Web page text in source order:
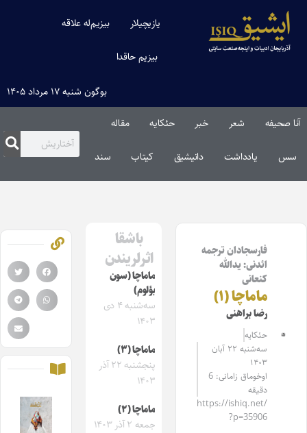
یازیچیلار بیزیم‌له علاقه
بیزیم حاقدا
بوگون شنبه ۱۷ مرداد ۱۴۰۵
آنا صحیفه شعر خبر حئکایه مقاله‌
سس یادداشت دانیشیق کیتاب سند
فارسجادان ترجمه
ائدنی: یدالله
کنعانی
ماماچا (۱)
رضا براهنی
حئکایه
سه‌شنبه ۲۲ آبان
۱۴۰۳
اوخوماق زامانی: 6
دقیقه
https://ishiq.net/
?p=35906
باشقا
اثرلریندن
ماماچا (سون
بؤلوم)
سه‌شنبه ۴ دی
۱۴۰۳
ماماچا (۳)
پنجشنبه ۲۲ آذر
۱۴۰۳
ماماچا (۲)
جمعه ۲ آذر ۱۴۰۳